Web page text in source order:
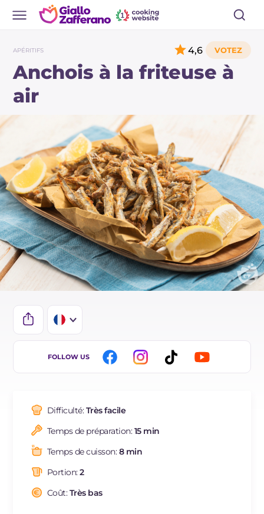
APÉRITIFS
Anchois à la friteuse à
air
4,6
IT
ES
BR
NL
FOLLOW US
Difficulté:Très facile
Temps de préparation:15 min
Temps de cuisson:8 min
Portion:2
Coût:Très bas